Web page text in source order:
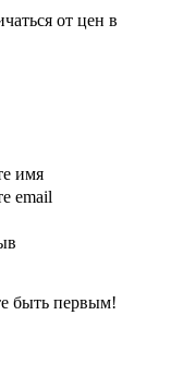
от цен в
имя
email
быть первым!